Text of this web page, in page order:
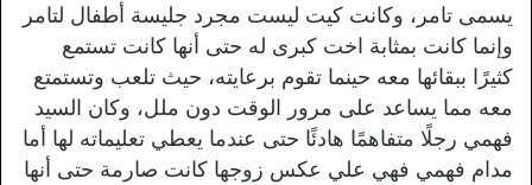
يسمى تامر، وكانت كيت ليست مجرد جليسة أطفال لتامر
وإنما كانت بمثابة اخت كبرى له حتى أنها كانت تستمع
كثيرًا ببقائها معه حينما تقوم برعايته، حيث تلعب وتستمتع
معه مما يساعد على مرور الوقت دون ملل، وكان السيد
فهمي رجلًا متفاهمًا هادئًا حتى عندما يعطي تعليماته لها أما
مدام فهمي فهي علي عكس زوجها كانت صارمة حتى أنها